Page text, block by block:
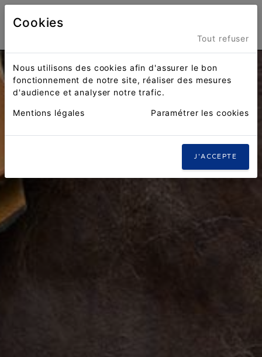
Cookies
Tout refuser
Nous utilisons des cookies afin d'assurer le bon
fonctionnement de notre site, réaliser des mesures
d'audience et analyser notre trafic.
Mentions légales Paramétrer les cookies
J'ACCEPTE